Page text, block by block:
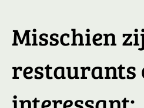
Misschien
restaurants